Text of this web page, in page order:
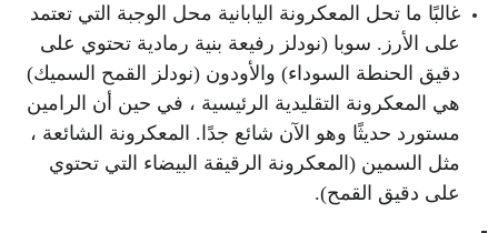
غالبًا ما تحل المعكرونة اليابانية محل الوجبة التي تعتمد
على الأرز. سوبا (نودلز رفيعة بنية رمادية تحتوي على
دقيق الحنطة السوداء) والأودون (نودلز القمح السميك)
هي المعكرونة التقليدية الرئيسية ، في حين أن الرامين
مستورد حديثًا وهو الآن شائع جدًا. المعكرونة الشائعة ،
مثل السمين (المعكرونة الرقيقة البيضاء التي تحتوي
على دقيق القمح).